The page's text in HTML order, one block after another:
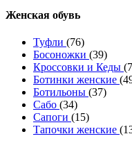
Женcкая обувь
Туфли (76)
Босоножки (39)
Кроссовки и Кеды
Ботинки женские
Ботильоны (37)
Сабо (34)
Сапоги (15)
Тапочки женские